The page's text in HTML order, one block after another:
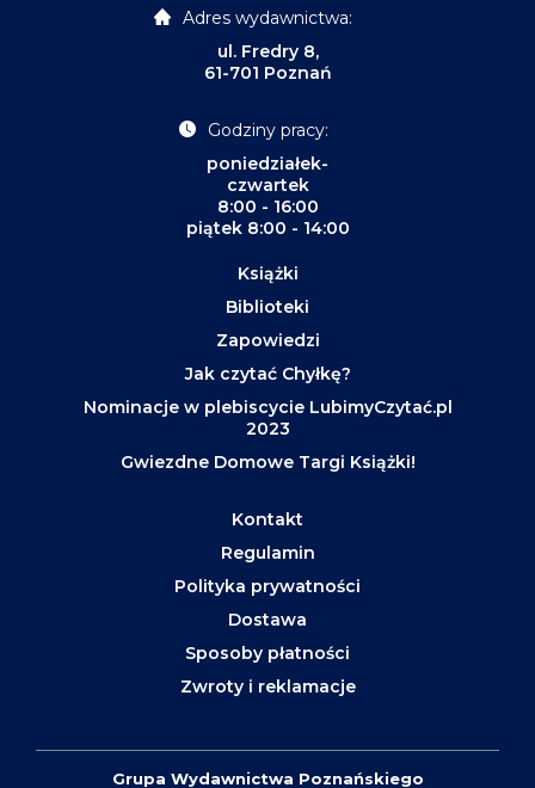
Adres wydawnictwa:
ul. Fredry 8,
61-701 Poznań
Godziny pracy:
poniedziałek-
czwartek
8:00 - 16:00
piątek 8:00 - 14:00
Książki
Biblioteki
Zapowiedzi
Jak czytać Chyłkę?
Nominacje w plebiscycie LubimyCzytać.pl
2023
Gwiezdne Domowe Targi Książki!
Kontakt
Regulamin
Polityka prywatności
Dostawa
Sposoby płatności
Zwroty i reklamacje
Grupa Wydawnictwa Poznańskiego